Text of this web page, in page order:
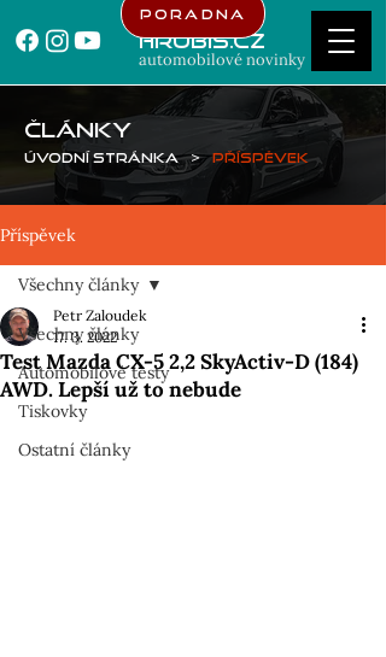
Hrubis.cz
automobilové novinky
Poradna
ČLÁNKY
Úvodní stránka > Příspěvek
Příspěvek
Všechny články
Automobilové testy
Tiskovky
Ostatní články
Všechny články
Test Mazda CX-5 2,2 SkyActiv-D (184)
AWD. Lepší už to nebude
Petr Zaloudek
17. 3. 2022